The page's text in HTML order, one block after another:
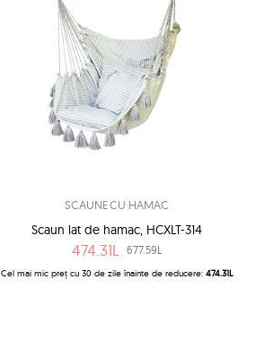
SCAUNE CU HAMAC
Scaun lat de hamac, HCXLT-314
474.31L 677.59L
Cel mai mic preț cu 30 de zile înainte de reducere: 474.31L